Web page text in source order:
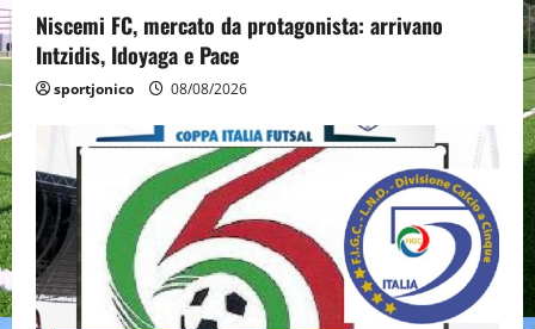
Niscemi FC, mercato da protagonista: arrivano
Intzidis, Idoyaga e Pace
sportjonico 08/08/2026